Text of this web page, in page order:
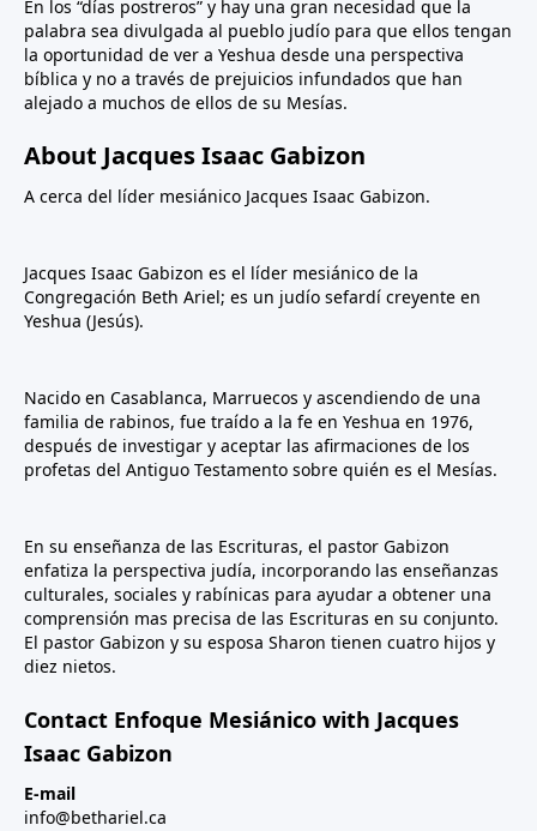
En los “días postreros” y hay una gran necesidad que la
palabra sea divulgada al pueblo judío para que ellos tengan
la oportunidad de ver a Yeshua desde una perspectiva
bíblica y no a través de prejuicios infundados que han
alejado a muchos de ellos de su Mesías.
About Jacques Isaac Gabizon
A cerca del líder mesiánico Jacques Isaac Gabizon.
Jacques Isaac Gabizon es el líder mesiánico de la
Congregación Beth Ariel; es un judío sefardí creyente en
Yeshua (Jesús).
Nacido en Casablanca, Marruecos y ascendiendo de una
familia de rabinos, fue traído a la fe en Yeshua en 1976,
después de investigar y aceptar las afirmaciones de los
profetas del Antiguo Testamento sobre quién es el Mesías.
En su enseñanza de las Escrituras, el pastor Gabizon
enfatiza la perspectiva judía, incorporando las enseñanzas
culturales, sociales y rabínicas para ayudar a obtener una
comprensión mas precisa de las Escrituras en su conjunto.
El pastor Gabizon y su esposa Sharon tienen cuatro hijos y
diez nietos.
Contact Enfoque Mesiánico with Jacques
Isaac Gabizon
E-mail
info@bethariel.ca